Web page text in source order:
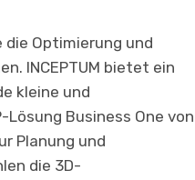
die Optimierung und
INCEPTUM bietet ein
kleine und
Business One von
Planung und
die 3D-